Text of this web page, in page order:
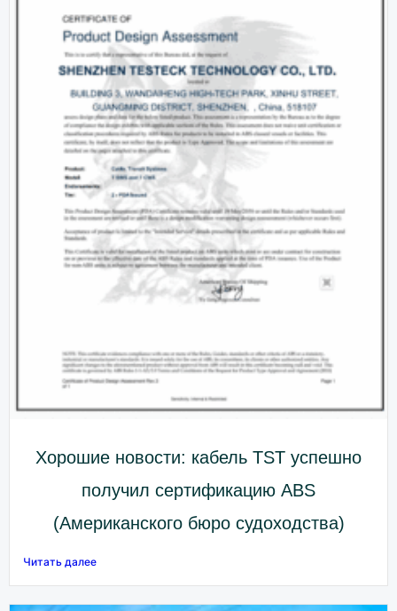
Хорошие новости: кабель TST успешно
получил сертификацию ABS
(Американского бюро судоходства)
Читать далее